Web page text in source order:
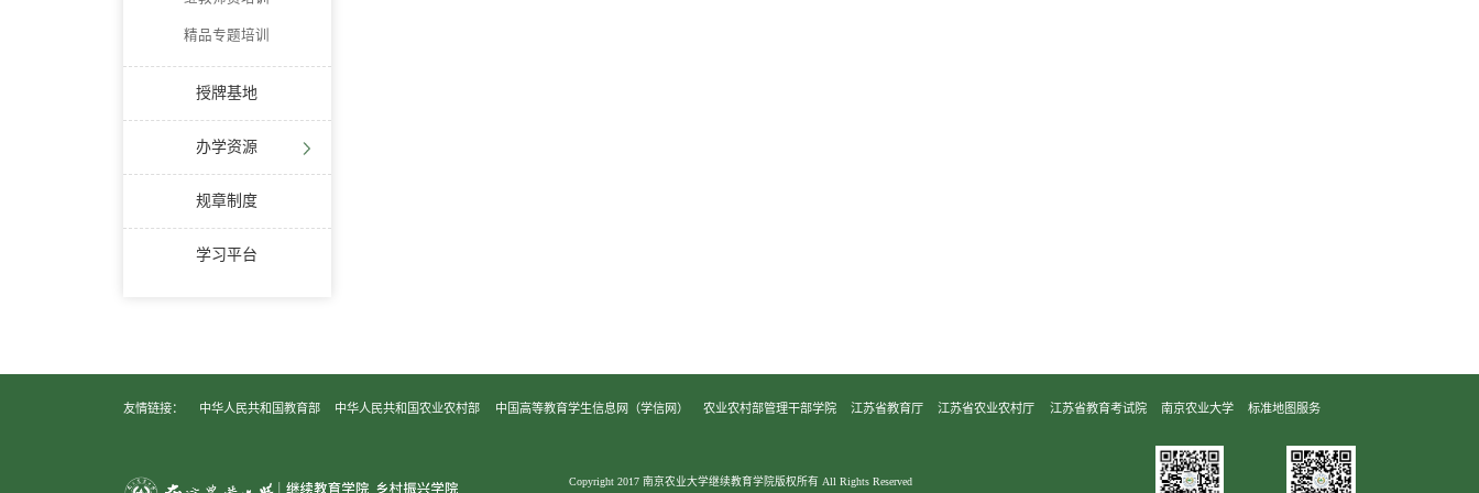
精品专题培训
授牌基地
办学资源
规章制度
学习平台
友情链接： 中华人民共和国教育部 中华人民共和国农业农村部 中国高等教育学生信息网（学信网） 农业农村部管理干部学院 江苏省教育厅 江苏省农业农村厅 江苏省教育考试院 南京农业大学 标准地图服务
Copyright 2017 南京农业大学继续教育学院版权所有 All Rights Reserved